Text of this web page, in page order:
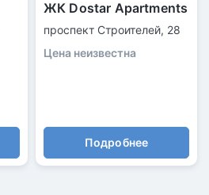
ЖК Dostar Apartments
проспект Строителей, 28
Цена неизвестна
Подробнее